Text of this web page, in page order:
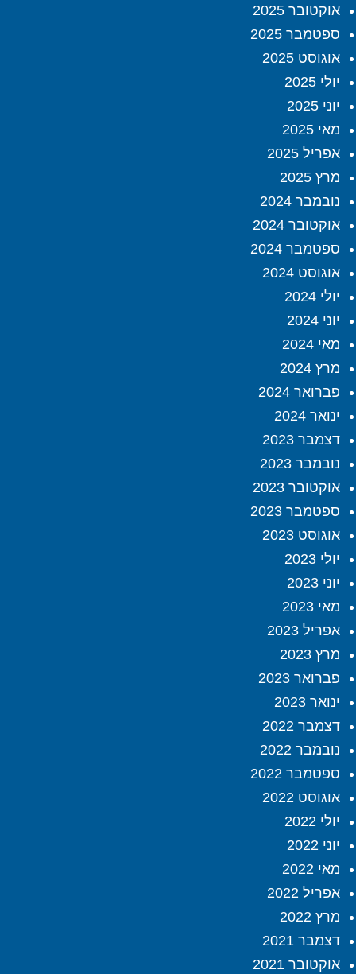
אוקטובר 2025
ספטמבר 2025
אוגוסט 2025
יולי 2025
יוני 2025
מאי 2025
אפריל 2025
מרץ 2025
נובמבר 2024
אוקטובר 2024
ספטמבר 2024
אוגוסט 2024
יולי 2024
יוני 2024
מאי 2024
מרץ 2024
פברואר 2024
ינואר 2024
דצמבר 2023
נובמבר 2023
אוקטובר 2023
ספטמבר 2023
אוגוסט 2023
יולי 2023
יוני 2023
מאי 2023
אפריל 2023
מרץ 2023
פברואר 2023
ינואר 2023
דצמבר 2022
נובמבר 2022
ספטמבר 2022
אוגוסט 2022
יולי 2022
יוני 2022
מאי 2022
אפריל 2022
מרץ 2022
דצמבר 2021
אוקטובר 2021